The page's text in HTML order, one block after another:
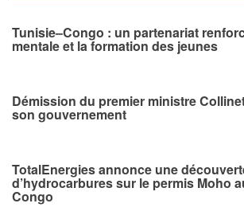
Tunisie–Congo : un partenariat
mentale et la formation des jeunes
Démission du premier ministre
son gouvernement
TotalEnergies annonce une
d’hydrocarbures sur le permis Moho
Congo